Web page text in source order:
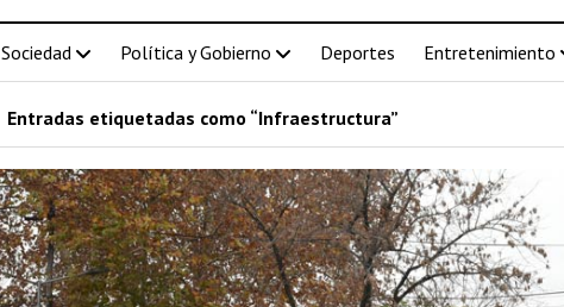
Sociedad Política y Gobierno Deportes Entretenimiento
Entradas etiquetadas como “Infraestructura”